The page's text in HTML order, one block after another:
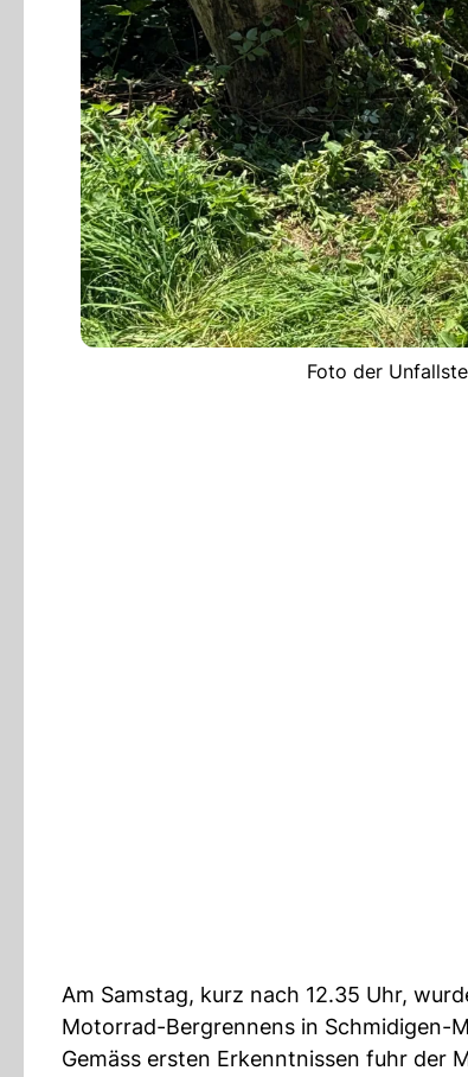
Foto der
Am Samstag, kurz nach 12.35 Uhr,
Motorrad-Bergrennens in Schmidigen-
Gemäss ersten Erkenntnissen fuhr der